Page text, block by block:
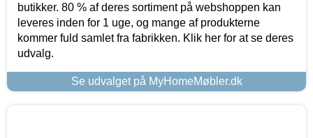
butikker. 80 % af deres sortiment på webshoppen kan
leveres inden for 1 uge, og mange af produkterne
kommer fuld samlet fra fabrikken. Klik her for at se deres
udvalg.
Se udvalget på MyHomeMøbler.dk